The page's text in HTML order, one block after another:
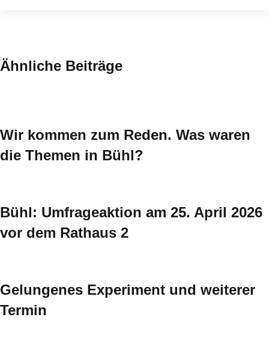
Ähnliche Beiträge
Wir kommen zum Reden. Was waren
die Themen in Bühl?
Bühl: Umfrageaktion am 25. April 2026
vor dem Rathaus 2
Gelungenes Experiment und weiterer
Termin